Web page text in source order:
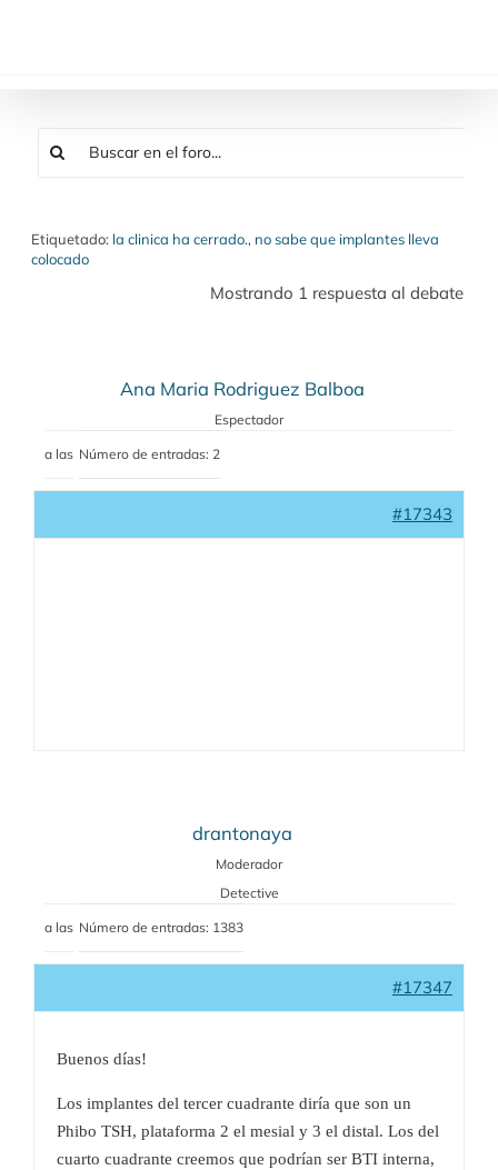
Etiquetado: la clinica ha cerrado., no sabe que implantes lleva
colocado
Mostrando 1 respuesta al debate
Ana Maria Rodriguez Balboa
Espectador
a las Número de entradas: 2
#17343
drantonaya
Moderador
Detective
a las Número de entradas: 1383
#17347
Buenos días!
Los implantes del tercer cuadrante diría que son un
Phibo TSH, plataforma 2 el mesial y 3 el distal. Los del
cuarto cuadrante creemos que podrían ser BTI interna,